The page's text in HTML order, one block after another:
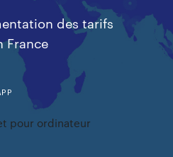
des tarifs
France
pour ordinateur